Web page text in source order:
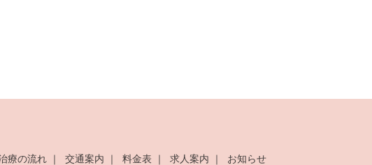
療の流れ 交通案内 料金表 求人案内
お知らせ